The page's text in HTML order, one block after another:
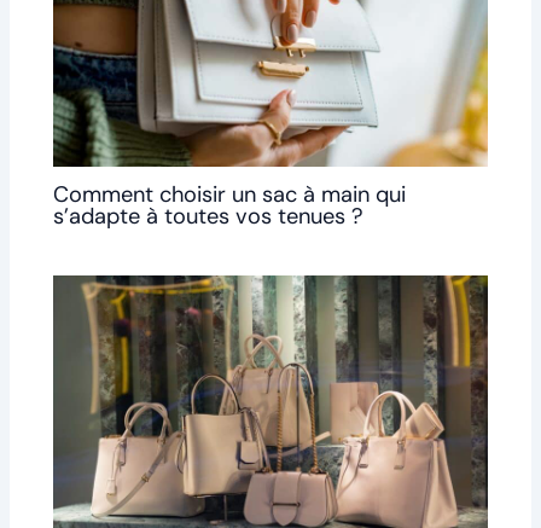
Comment choisir un sac à main qui
s’adapte à toutes vos tenues ?